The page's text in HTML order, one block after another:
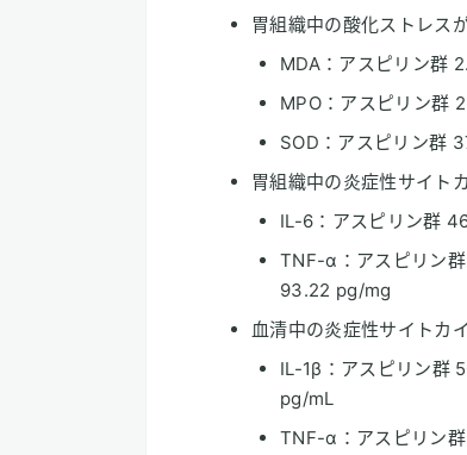
胃組織中の酸化ストレス
MDA：アスピリン群
MPO：アスピリン群
SOD：アスピリン群
胃組織中の炎症性サイト
IL-6：アスピリン群
TNF-α：アスピリン
93.22 pg/mg
血清中の炎症性サイトカ
IL-1β：アスピリン
pg/mL
TNF-α：アスピリン